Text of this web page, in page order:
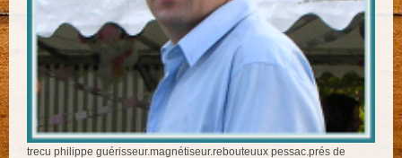
trecu philippe guérisseur.magnétiseur.rebouteuux pessac.prés de